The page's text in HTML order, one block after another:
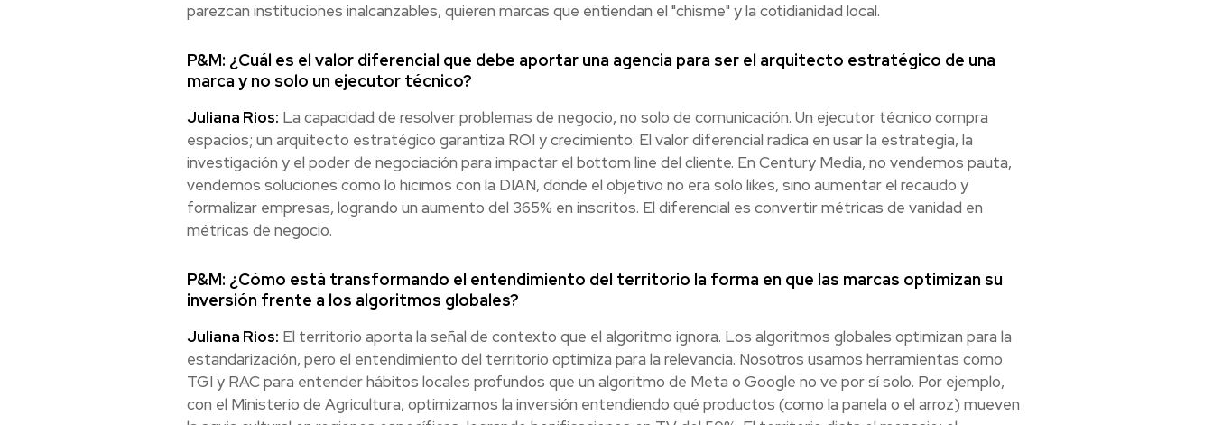
parezcan instituciones inalcanzables, quieren marcas que entiendan el "chisme" y la cotidianidad local.
P&M: ¿Cuál es el valor diferencial que debe aportar una agencia para ser el arquitecto estratégico de una
marca y no solo un ejecutor técnico?
Juliana Rios: La capacidad de resolver problemas de negocio, no solo de comunicación. Un ejecutor técnico compra
espacios; un arquitecto estratégico garantiza ROI y crecimiento. El valor diferencial radica en usar la estrategia, la
investigación y el poder de negociación para impactar el bottom line del cliente. En Century Media, no vendemos pauta,
vendemos soluciones como lo hicimos con la DIAN, donde el objetivo no era solo likes, sino aumentar el recaudo y
formalizar empresas, logrando un aumento del 365% en inscritos. El diferencial es convertir métricas de vanidad en
métricas de negocio.
P&M: ¿Cómo está transformando el entendimiento del territorio la forma en que las marcas optimizan su
inversión frente a los algoritmos globales?
Juliana Rios: El territorio aporta la señal de contexto que el algoritmo ignora. Los algoritmos globales optimizan para la
estandarización, pero el entendimiento del territorio optimiza para la relevancia. Nosotros usamos herramientas como
TGI y RAC para entender hábitos locales profundos que un algoritmo de Meta o Google no ve por sí solo. Por ejemplo,
con el Ministerio de Agricultura, optimizamos la inversión entendiendo qué productos (como la panela o el arroz) mueven